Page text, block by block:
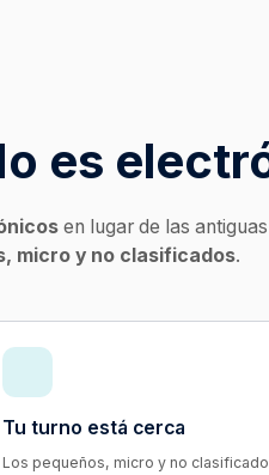
es
en lugar de las
micro y no clasificados.
Tu turno está cerca
Los pequeños, micro y no